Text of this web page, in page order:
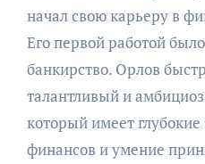
начал свою карьеру в
Его первой работой
банкирство. Орлов
талантливый и
который имеет глубокие
финансов и умение